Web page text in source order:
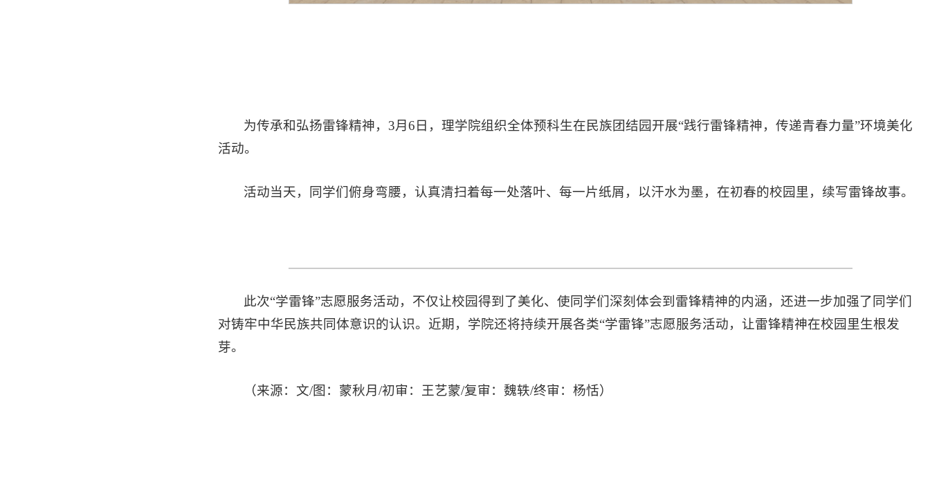
为传承和弘扬雷锋精神，3月6日，理学院组织全体预科生在民族团结园开展“践行雷锋精神，传递青春力量”环境美化
活动。
活动当天，同学们俯身弯腰，认真清扫着每一处落叶、每一片纸屑，以汗水为墨，在初春的校园里，续写雷锋故事。
此次“学雷锋”志愿服务活动，不仅让校园得到了美化、使同学们深刻体会到雷锋精神的内涵，还进一步加强了同学们
对铸牢中华民族共同体意识的认识。近期，学院还将持续开展各类“学雷锋”志愿服务活动，让雷锋精神在校园里生根发
芽。
（来源：文/图：蒙秋月/初审：王艺蒙/复审：魏轶/终审：杨恬）